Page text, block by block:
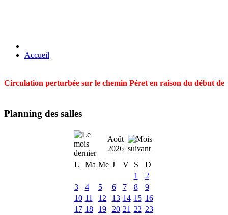
Accueil
Circulation perturbée sur le chemin Péret en raison du début
Planning des salles
Août
2026
L
Ma Me J V S
D
1
2
3
4 5 6 7 8
9
10 11 12 13 14 15 16
17 18 19 20 21 22 23